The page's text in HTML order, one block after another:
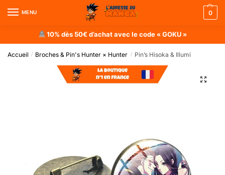
MENU 0
10% dès 50€ d’achat avec le code « GOKU »
Accueil / Broches & Pin's Hunter × Hunter / Pin’s Hisoka & Illumi